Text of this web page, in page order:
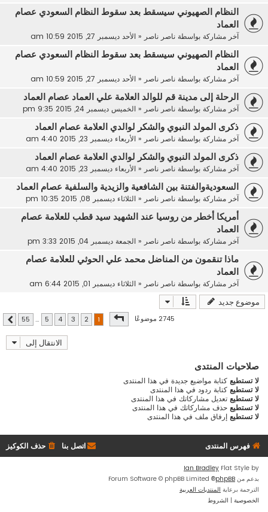
النظام الصهيوني سيسقط بعد سقوط النظام السعودي عصام
العماد
آخر مشاركة بواسطة ناصر ناصر« الأحد ديسمبر 27, 2015 10:59 am
النظام الصهيوني سيسقط بعد سقوط النظام السعودي عصام
العماد
آخر مشاركة بواسطة ناصر ناصر« الأحد ديسمبر 27, 2015 10:59 am
الرحلة إلى مدينة قم للوالد العلامة علي العماد عصام العماد
آخر مشاركة بواسطة ناصر ناصر« الخميس ديسمبر 24, 2015 9:35 pm
ذكرى المولد النبوي والشكر لوالدي العلامة عصام العماد
آخر مشاركة بواسطة ناصر ناصر« الأربعاء ديسمبر 23, 2015 4:40 am
ذكرى المولد النبوي والشكر لوالدي العلامة عصام العماد
آخر مشاركة بواسطة ناصر ناصر« الأربعاء ديسمبر 23, 2015 4:40 am
السعوديةوالفتنة بين الشافعية والزيدية والسلفية عصام العماد
آخر مشاركة بواسطة ناصر ناصر« الثلاثاء ديسمبر 08, 2015 10:35 pm
أمريكا أخطر من روسيا عند الشهيد سيد قطب للعلامة عصام
العماد
آخر مشاركة بواسطة ناصر ناصر« الجمعة ديسمبر 04, 2015 3:33 pm
ماذا تنقمون من المناضل محمد علي الحوثي للعلامة عصام
العماد
آخر مشاركة بواسطة ناصر ناصر« الثلاثاء ديسمبر 01, 2015 6:44 am
موضوع جديد
2745 موضوعًا صفحة1 من55
2
3
4
5
…
55 التالي
الانتقال إلى
صلاحيات المنتدى
لا تستطيعكتابة مواضيع جديدة في هذا المنتدى
لا تستطيعكتابة ردود في هذا المنتدى
لا تستطيعتعديل مشاركاتك في هذا المنتدى
لا تستطيعحذف مشاركاتك في هذا المنتدى
لا تستطيعإرفاق ملف في هذا المنتدى
فهرس المنتدى حذف الكوكيز اتصل بنا
Flat Style by
Ian Bradley
بدعم منphpBB
® Forum Software © phpBB Limited
الترجمة برعايةالمنتديات العربية
الخصوصية| الشروط